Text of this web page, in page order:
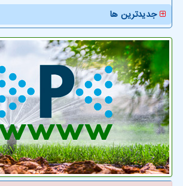
جدیدترین ها